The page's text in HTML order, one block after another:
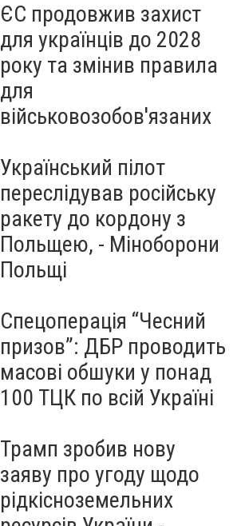
ЄС продовжив захист
для українців до 2028
року та змінив правила
для
військовозобов'язаних
Український пілот
переслідував російську
ракету до кордону з
Польщею, - Міноборони
Польщі
Спецоперація “Чесний
призов”: ДБР проводить
масові обшуки у понад
100 ТЦК по всій Україні
Трамп зробив нову
заяву про угоду щодо
рідкісноземельних